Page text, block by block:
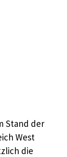
Stand der
West
die